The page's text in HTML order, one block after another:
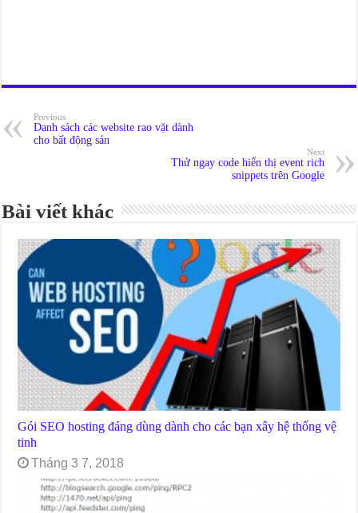
Previous
Danh sách các website rao vặt dành
cho bất động sản
Next
Thử ngay code hiển thị event rich
snippets trên Google
Bài viết khác
Gói SEO hosting đáng dùng dành cho các bạn xây hệ thống vệ
tinh
Tháng 3 7, 2018